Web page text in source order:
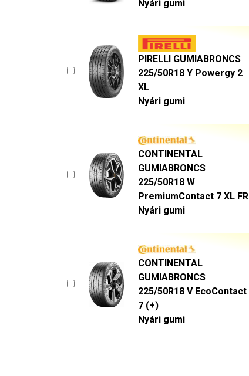
Nyári gumi
PIRELLI GUMIABRONCS
225/50R18 Y Powergy 2
XL
Nyári gumi
CONTINENTAL
GUMIABRONCS
225/50R18 W
PremiumContact 7 XL FR
Nyári gumi
CONTINENTAL
GUMIABRONCS
225/50R18 V EcoContact
7 (+)
Nyári gumi